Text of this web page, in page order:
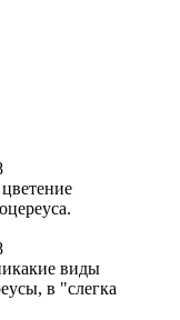
виды
в "слегка